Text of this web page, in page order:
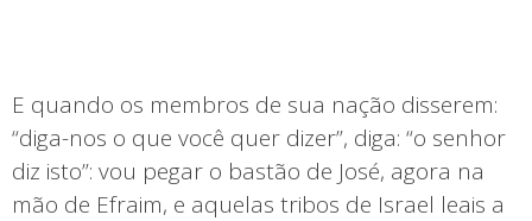
E quando os membros de sua nação disserem:
“diga-nos o que você quer dizer”, diga: “o senhor
diz isto”: vou pegar o bastão de José, agora na
mão de Efraim, e aquelas tribos de Israel leais a